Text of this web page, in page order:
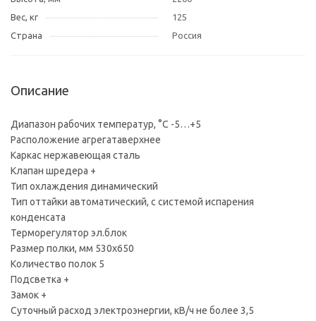
Вес, кг
125
Страна
Россия
Описание
Диапазон рабочих температур, °C -5…+5
Расположение агрегатаверхнее
Каркас нержавеющая сталь
Клапан шредера +
Тип охлаждения динамический
Тип оттайки автоматический, с системой испарения
конденсата
Терморегулятор эл.блок
Размер полки, мм 530x650
Количество полок 5
Подсветка +
Замок +
Суточный расход электроэнергии, кВ/ч не более 3,5